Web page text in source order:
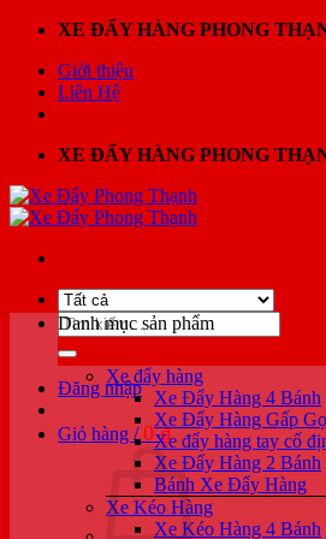
dung
XE ĐẨY HÀNG PHONG
Giới thiệu
Liên Hệ
XE ĐẨY HÀNG PHONG
Tìm
kiếm:
Đăng nhập
Giỏ hàng / 0₫
Danh mục sản phẩm
Xe đẩy hàng
Xe Đẩy Hàng 4 Bánh
Xe Đẩy Hàng Gấp
Xe đẩy hàng tay cố
Xe Đẩy Hàng 2 Bánh
Bánh Xe Đẩy Hàng
Xe Kéo Hàng
Xe Kéo Hàng 4 Bánh